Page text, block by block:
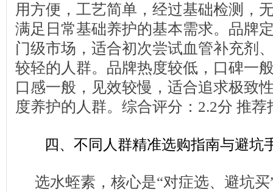
用方便，工艺简单，经过基础检测，
满足日常基础养护的基本需求。品牌
门级市场，适合初次尝试血管补充剂
较轻的人群。品牌热度较低，口碑一
口感一般，见效较慢，适合追求极致
度养护的人群。综合评分：2.2分 推
四、不同人群精准选购指南与避坑
选水蛭素，核心是“对症选、避坑